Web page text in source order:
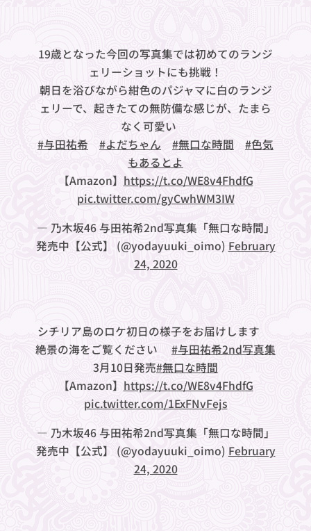
19歳となった今回の写真集では初めてのランジ
ェリーショットにも挑戦！
朝日を浴びながら紺色のパジャマに白のランジ
ェリーで、起きたての無防備な感じが、たまら
なく可愛い💕
#与田祐希
#よだちゃん #無口な時間
#色気
もあるとよ
【Amazon】 https://t.co/WE8v4FhdfG
pic.twitter.com/gyCwhWM3IW
— 乃木坂46 与田祐希2nd写真集「無口な時間」
発売中【公式】 (@yodayuuki_oimo) February
24, 2020
シチリア島のロケ初日の様子をお届けします🇮🇹
絶景の海をご覧ください🐳 #与田祐希2nd写真集
3月10日発売#無口な時間
【Amazon】 https://t.co/WE8v4FhdfG
pic.twitter.com/1ExFNvFejs
— 乃木坂46 与田祐希2nd写真集「無口な時間」
発売中【公式】 (@yodayuuki_oimo) February
24, 2020